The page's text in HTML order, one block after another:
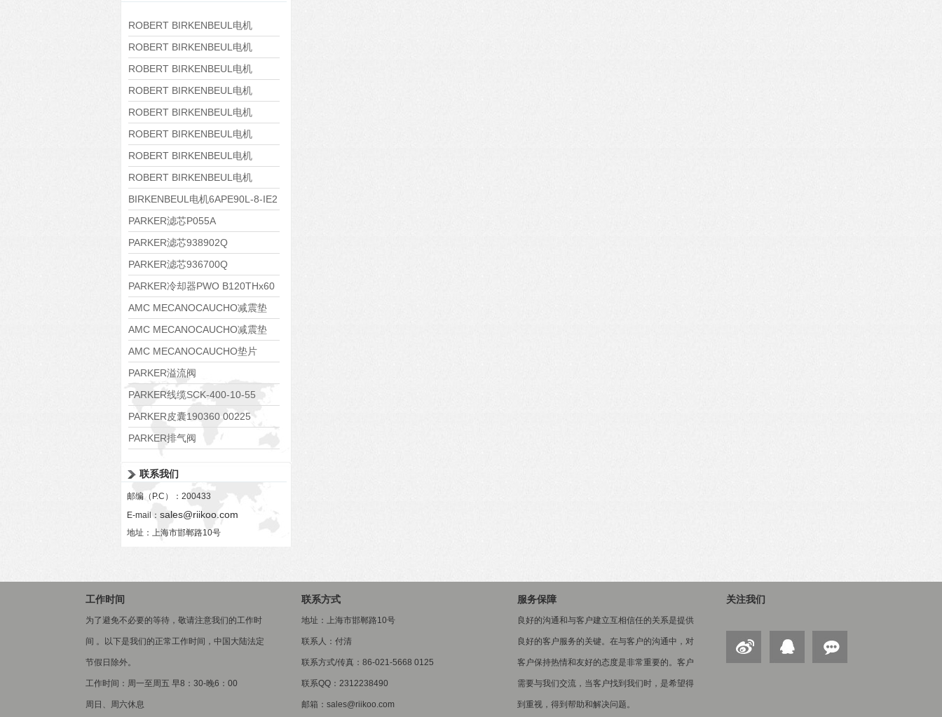
ROBERT BIRKENBEUL电机
8APE225M-4-IE3
ROBERT BIRKENBEUL电机
8APE180L-4 IE3
ROBERT BIRKENBEUL电机
8APE160M-6 IE3
ROBERT BIRKENBEUL电机
8APE160L-4-IE3
ROBERT BIRKENBEUL电机
8APE112M-6K-IE3
ROBERT BIRKENBEUL电机
8APE100L-2 IE3
ROBERT BIRKENBEUL电机
8APE90S-4 IE3
ROBERT BIRKENBEUL电机
8APE80M-2K-IE3
BIRKENBEUL电机6APE90L-8-IE2
PARKER滤芯P055A
PARKER滤芯938902Q
PARKER滤芯936700Q
PARKER冷却器PWO B120THx60
AMC MECANOCAUCHO减震垫
138552
AMC MECANOCAUCHO减震垫
138551
AMC MECANOCAUCHO垫片
608074
PARKER溢流阀
RE06M35W2N1KWXG087
PARKER线缆SCK-400-10-55
PARKER皮囊190360 00225
PARKER排气阀
联系我们
邮编（P.C）：200433
E-mail： sales@riikoo.com
地址：上海市邯郸路10号
工作时间
为了避免不必要的等待，敬请注意我们的工作时
间 。以下是我们的正常工作时间，中国大陆法定
节假日除外。
工作时间：周一至周五 早8：30-晚6：00
周日、周六休息
联系方式
地址：上海市邯郸路10号
联系人：付清
联系方式/传真：86-021-5668 0125
联系QQ：2312238490
邮箱：sales@riikoo.com
服务保障
良好的沟通和与客户建立互相信任的关系是提供
良好的客户服务的关键。在与客户的沟通中，对
客户保持热情和友好的态度是非常重要的。客户
需要与我们交流，当客户找到我们时，是希望得
到重视，得到帮助和解决问题。
关注我们